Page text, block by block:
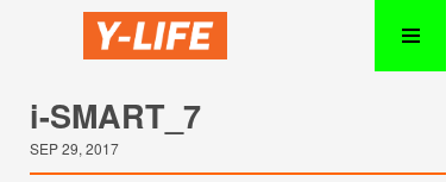
i-SMART_7
SEP 29, 2017